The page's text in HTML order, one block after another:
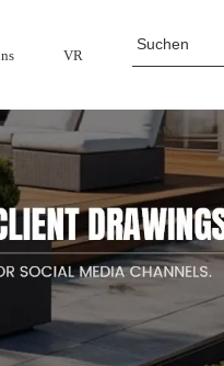
VR
Metall-Zaun
Cortenstahlzaun